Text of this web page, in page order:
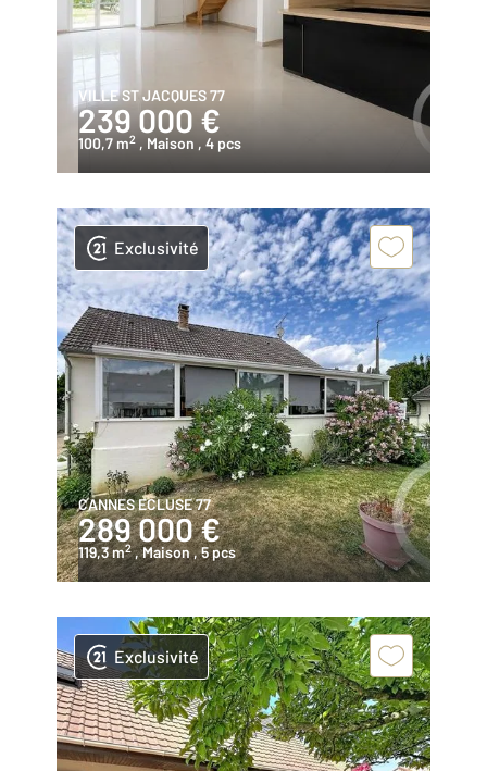
VILLE ST JACQUES 77
239 000 €
100,7 m2 , Maison , 4 pcs
Exclusivité
CANNES ECLUSE 77
289 000 €
119,3 m2 , Maison, 5 pcs
Exclusivité